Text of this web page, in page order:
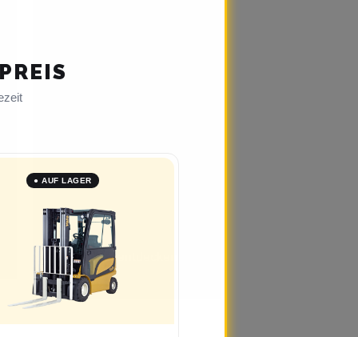
Lösungen für spezielle
Ergebnisse in
individuellen
Einsatzbereichen.
Geräte entdecken
● AUF LAGER